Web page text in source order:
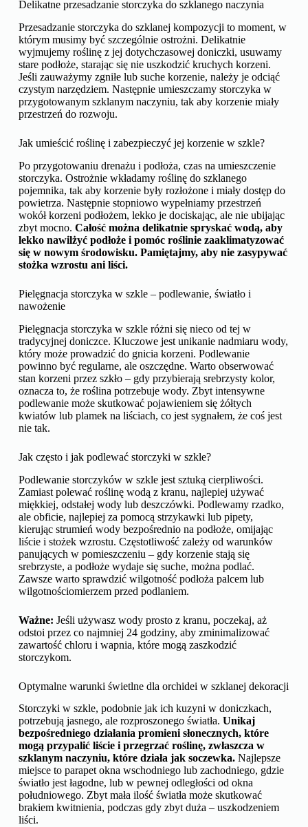
Delikatne przesadzanie storczyka do szklanego naczynia
Przesadzanie storczyka do szklanej kompozycji to moment, w
którym musimy być szczególnie ostrożni. Delikatnie
wyjmujemy roślinę z jej dotychczasowej doniczki, usuwamy
stare podłoże, starając się nie uszkodzić kruchych korzeni.
Jeśli zauważymy zgniłe lub suche korzenie, należy je odciąć
czystym narzędziem. Następnie umieszczamy storczyka w
przygotowanym szklanym naczyniu, tak aby korzenie miały
przestrzeń do rozwoju.
Jak umieścić roślinę i zabezpieczyć jej korzenie w szkle?
Po przygotowaniu drenażu i podłoża, czas na umieszczenie
storczyka. Ostrożnie wkładamy roślinę do szklanego
pojemnika, tak aby korzenie były rozłożone i miały dostęp do
powietrza. Następnie stopniowo wypełniamy przestrzeń
wokół korzeni podłożem, lekko je dociskając, ale nie ubijając
zbyt mocno. Całość można delikatnie spryskać wodą, aby
lekko nawilżyć podłoże i pomóc roślinie zaaklimatyzować
się w nowym środowisku. Pamiętajmy, aby nie zasypywać
stożka wzrostu ani liści.
Pielęgnacja storczyka w szkle – podlewanie, światło i
nawożenie
Pielęgnacja storczyka w szkle różni się nieco od tej w
tradycyjnej doniczce. Kluczowe jest unikanie nadmiaru wody,
który może prowadzić do gnicia korzeni. Podlewanie
powinno być regularne, ale oszczędne. Warto obserwować
stan korzeni przez szkło – gdy przybierają srebrzysty kolor,
oznacza to, że roślina potrzebuje wody. Zbyt intensywne
podlewanie może skutkować pojawieniem się żółtych
kwiatów lub plamek na liściach, co jest sygnałem, że coś jest
nie tak.
Jak często i jak podlewać storczyki w szkle?
Podlewanie storczyków w szkle jest sztuką cierpliwości.
Zamiast polewać roślinę wodą z kranu, najlepiej używać
miękkiej, odstałej wody lub deszczówki. Podlewamy rzadko,
ale obficie, najlepiej za pomocą strzykawki lub pipety,
kierując strumień wody bezpośrednio na podłoże, omijając
liście i stożek wzrostu. Częstotliwość zależy od warunków
panujących w pomieszczeniu – gdy korzenie stają się
srebrzyste, a podłoże wydaje się suche, można podlać.
Zawsze warto sprawdzić wilgotność podłoża palcem lub
wilgotnościomierzem przed podlaniem.
Ważne: Jeśli używasz wody prosto z kranu, poczekaj, aż
odstoi przez co najmniej 24 godziny, aby zminimalizować
zawartość chloru i wapnia, które mogą zaszkodzić
storczykom.
Optymalne warunki świetlne dla orchidei w szklanej dekoracji
Storczyki w szkle, podobnie jak ich kuzyni w doniczkach,
potrzebują jasnego, ale rozproszonego światła. Unikaj
bezpośredniego działania promieni słonecznych, które
mogą przypalić liście i przegrzać roślinę, zwłaszcza w
szklanym naczyniu, które działa jak soczewka.Najlepsze
miejsce to parapet okna wschodniego lub zachodniego, gdzie
światło jest łagodne, lub w pewnej odległości od okna
południowego. Zbyt mała ilość światła może skutkować
brakiem kwitnienia, podczas gdy zbyt duża – uszkodzeniem
liści.